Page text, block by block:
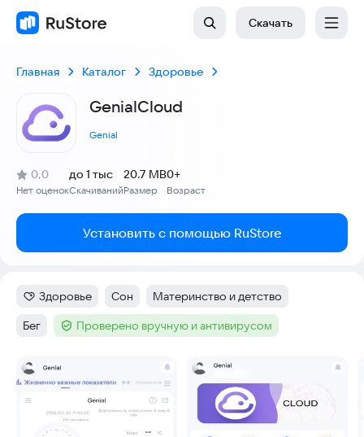
Скачать
Главная Каталог Здоровье
GenialCloud
Genial
Рейтинг:
0,0
(
Нет оценок
)
Скачиваний
до 1 тыс
Размер
20.7 MB
Возраст
0+
Установить с помощью RuStore
Категория:
Здоровье Тег:
Сон Тег:
Материнство и детство
Тег
Бег Тег :Проверено вручную и антивирусом
Скриншоты